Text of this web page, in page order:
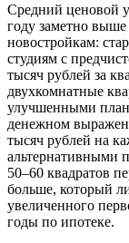
Средний ценовой
году заметно выше
новостройкам:
студиям с
тысяч рублей за
двухкомнатные
улучшенными
денежном
тысяч рублей на
альтернативными
50–60 квадратов
больше, который
увеличенного
годы по ипотеке.